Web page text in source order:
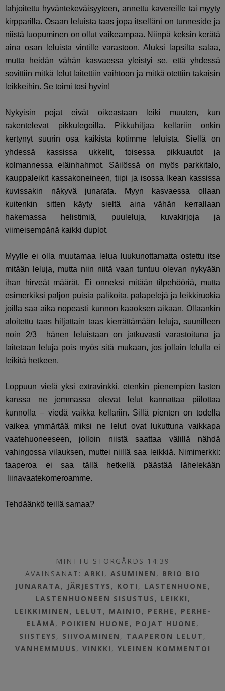
lahjoitettu hyväntekeväisyyteen, annettu kavereille tai myyty
kirpparilla. Osaan leluista taas jopa itselläni on tunneside ja
niistä luopuminen on ollut vaikeampaa. Niinpä keksin kerätä
aina osan leluista vintille varastoon. Aluksi lapsilta salaa,
mutta heidän vähän kasvaessa yleistyi se, että yhdessä
sovittiin mitkä lelut laitettiin vaihtoon ja mitkä otettiin takaisin
leikkeihin. Se toimi tosi hyvin!
Nykyisin pojat eivät oikeastaan leiki muuten, kun
rakentelevat pikkulegoilla. Pikkuhiljaa kellariin onkin
kertynyt suurin osa kaikista kotimme leluista. Siellä on
yhdessä kassissa ukkelit, toisessa pikkuautot ja
kolmannessa eläinhahmot. Säilössä on myös parkkitalo,
kauppaleikit kassakoneineen, tiipi ja isossa Ikean kassissa
kuvissakin näkyvä junarata. Myyn kasvaessa ollaan
kuitenkin sitten käyty sieltä aina vähän kerrallaan
hakemassa helistimiä, puuleluja, kuvakirjoja ja
viimeisempänä kaikki duplot.
Myylle ei olla muutamaa lelua luukunottamatta ostettu itse
mitään leluja, mutta niin niitä vaan tuntuu olevan nykyään
ihan hirveät määrät. Ei onneksi mitään tilpehööriä, mutta
esimerkiksi paljon puisia palikoita, palapelejä ja leikkiruokia
joilla saa aika nopeasti kunnon kaaoksen aikaan. Ollaankin
aloitettu taas hiljattain taas kierrättämään leluja, suunilleen
noin 2/3 hänen leluistaan on jatkuvasti varastoituna ja
laitetaan leluja pois myös sitä mukaan, jos jollain lelulla ei
leikitä hetkeen.
Loppuun vielä yksi extravinkki, etenkin pienempien lasten
kanssa ne jemmassa olevat lelut kannattaa piilottaa
kunnolla – viedä vaikka kellariin. Sillä pienten on todella
vaikea ymmärtää miksi ne lelut ovat lukuttuna vaikkapa
vaatehuoneeseen, jolloin niistä saattaa välillä nähdä
vahingossa vilauksen, muttei niillä saa leikkiä. Nimimerkki:
taaperoa ei saa tällä hetkellä päästää lähelekään
liinavaatekomeroamme.
Tehdäänkö teillä samaa?
MINTTU STORGÅRDS 14:39
AVAINSANAT: ARKI , ASUMINEN , BRIO BIO
JUNARATA, JÄRJESTYS , KOTI , LASTENHUONE ,
LASTENHUONEEN SISUSTUS , LEIKKI ,
LEIKKIMINEN , LELUT , MAINIO , PERHE , PERHE-
ELÄMÄ, POIKIEN HUONE , POJAT HUONE ,
SIISTEYS , SIIVOAMINEN , TAAPERON LELUT ,
VANHEMMUUS , VINKKI , YLEINEN KOMMENTOI